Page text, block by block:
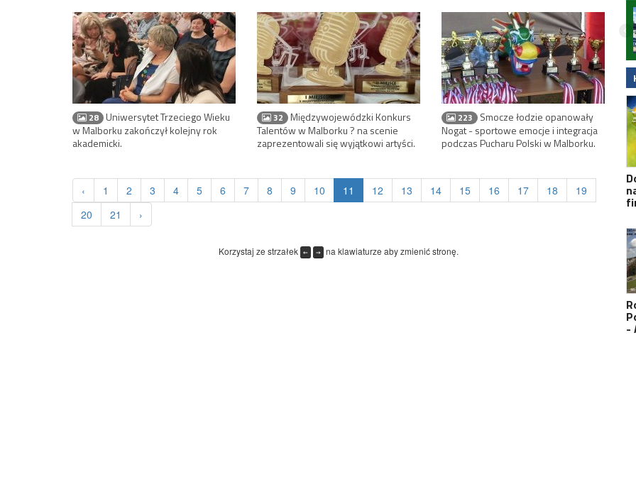
28 Uniwersytet Trzeciego Wieku
w Malborku zakończył kolejny rok
akademicki.
32 Międzywojewódzki Konkurs
Talentów w Malborku ? na scenie
zaprezentowali się wyjątkowi artyści.
223 Smocze łodzie opanowały
Nogat - sportowe emocje i integracja
podczas Pucharu Polski w Malborku.
‹ 1 2 3 4 5 6 7 8 9 10 11 12 13 14 15 16 17 18
19
20
21 ›
Korzystaj ze strzałek ← → na klawiaturze aby zmienić stronę.
Nocny wypadek na hulajnodze
elektrycznej w Malborku. 15-latek
zabrany do szpitala śmigłowcem LPR.
Wideo
-